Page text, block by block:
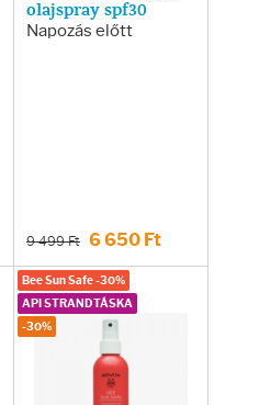
olajspray spf30
Napozás előtt
9 499 Ft 6 650 Ft
Bee Sun Safe -30%
API STRANDTÁSKA
-30%